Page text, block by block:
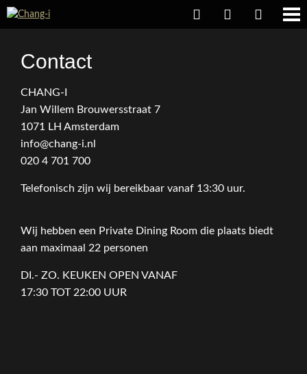
Contact
CHANG-I
Jan Willem Brouwersstraat 7
1071 LH Amsterdam
info@chang-i.nl
020 4 701 700
Telefonisch zijn wij bereikbaar vanaf 13:30 uur.
Wij hebben een Private Dining Room die plaats biedt
aan maximaal 22 personen
DI.- ZO. KEUKEN OPEN VANAF
17:30 TOT 22:00 UUR